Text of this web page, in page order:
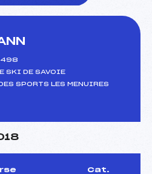
SKI DE SAVOIE
SPORTS LES MENUIRES
Cat.